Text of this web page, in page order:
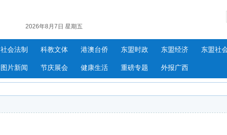
2026年8月7日 星期五
社会法制 科教文体 港澳台侨 东盟时政 东盟经济 东盟社
图片新闻 节庆展会 健康生活 重磅专题 外报广西